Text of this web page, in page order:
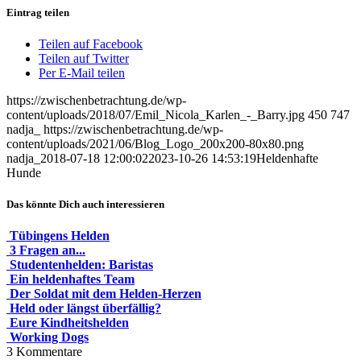
Eintrag teilen
Teilen auf Facebook
Teilen auf Twitter
Per E-Mail teilen
https://zwischenbetrachtung.de/wp-
content/uploads/2018/07/Emil_Nicola_Karlen_-_Barry.jpg 450 747
nadja_
https://zwischenbetrachtung.de/wp-
content/uploads/2021/06/Blog_Logo_200x200-80x80.png
nadja_ 2018-07-18 12:00:022023-10-26 14:53:19Heldenhafte
Hunde
Das könnte Dich auch interessieren
Tübingens Helden
3 Fragen an...
Studentenhelden: Baristas
Ein heldenhaftes Team
Der Soldat mit dem Helden-Herzen
Held oder längst überfällig?
Eure Kindheitshelden
Working Dogs
3 Kommentare